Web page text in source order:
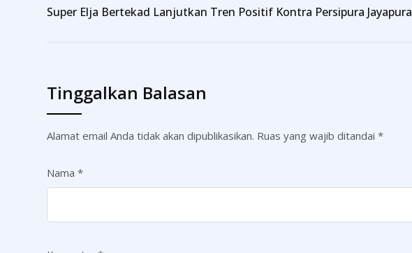
Super Elja Bertekad Lanjutkan Tren Positif Kontra Persipura Jayapura
Tinggalkan Balasan
Alamat email Anda tidak akan dipublikasikan. Ruas yang wajib ditandai *
Nama *